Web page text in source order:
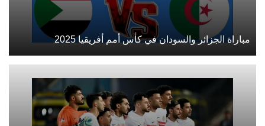
مباراة الجزائر والسودان في كأس أمم أفريقيا 2025